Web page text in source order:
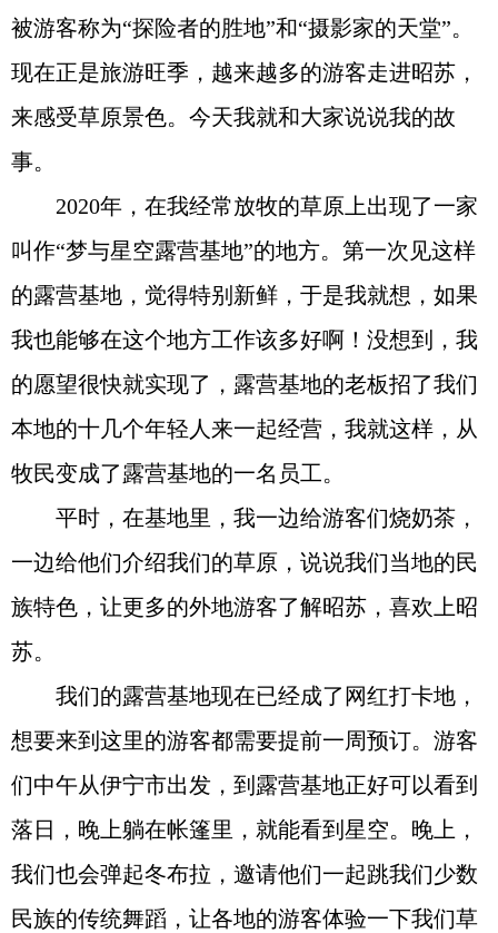
被游客称为“探险者的胜地”和“摄影家的天堂”。
现在正是旅游旺季，越来越多的游客走进昭苏，
来感受草原景色。今天我就和大家说说我的故
事。
2020年，在我经常放牧的草原上出现了一家
叫作“梦与星空露营基地”的地方。第一次见这样
的露营基地，觉得特别新鲜，于是我就想，如果
我也能够在这个地方工作该多好啊！没想到，我
的愿望很快就实现了，露营基地的老板招了我们
本地的十几个年轻人来一起经营，我就这样，从
牧民变成了露营基地的一名员工。
平时，在基地里，我一边给游客们烧奶茶，
一边给他们介绍我们的草原，说说我们当地的民
族特色，让更多的外地游客了解昭苏，喜欢上昭
苏。
我们的露营基地现在已经成了网红打卡地，
想要来到这里的游客都需要提前一周预订。游客
们中午从伊宁市出发，到露营基地正好可以看到
落日，晚上躺在帐篷里，就能看到星空。晚上，
我们也会弹起冬布拉，邀请他们一起跳我们少数
民族的传统舞蹈，让各地的游客体验一下我们草